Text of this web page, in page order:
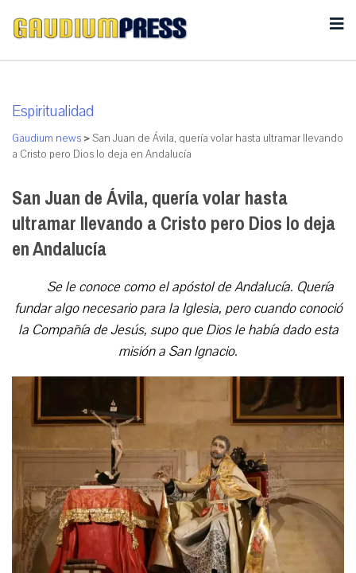
Espiritualidad
Gaudium news >San Juan de Ávila, quería volar hasta ultramar llevando
a Cristo pero Dios lo deja en Andalucía
San Juan de Ávila, quería volar hasta
ultramar llevando a Cristo pero Dios lo deja
en Andalucía
Se le conoce como el apóstol de Andalucía. Quería
fundar algo necesario para la Iglesia, pero cuando conoció
la Compañía de Jesús, supo que Dios le había dado esta
misión a San Ignacio.